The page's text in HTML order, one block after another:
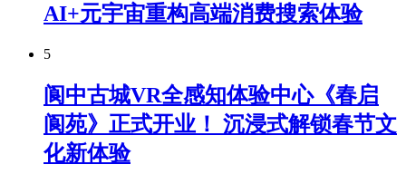
AI+元宇宙重构高端消费搜索体验
5
阆中古城VR全感知体验中心《春启
阆苑》正式开业！ 沉浸式解锁春节文
化新体验